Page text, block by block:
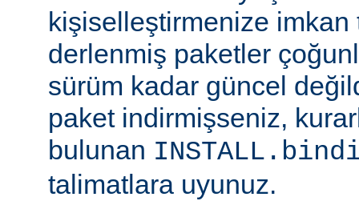
kişiselleştirmenize imkan
derlenmiş paketler
sürüm kadar güncel
paket indirmişseniz,
bulunan
talimatlara uyunuz.